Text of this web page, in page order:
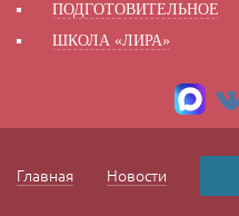
ПОДГОТОВИТЕЛЬНОЕ
ШКОЛА «ЛИРА»
Главная Новости